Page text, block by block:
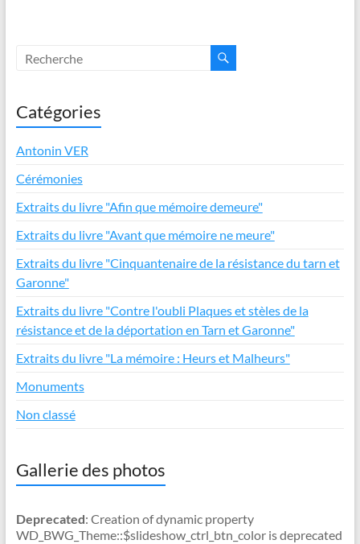
o
Catégories
Antonin VER
Cérémonies
Extraits du livre "Afin que mémoire demeure"
Extraits du livre "Avant que mémoire ne meure"
Extraits du livre "Cinquantenaire de la résistance du tarn et
Garonne"
Extraits du livre "Contre l'oubli Plaques et stèles de la
résistance et de la déportation en Tarn et Garonne"
Extraits du livre "La mémoire : Heurs et Malheurs"
Monuments
Non classé
Gallerie des photos
Deprecated: Creation of dynamic property
WD_BWG_Theme::$slideshow_ctrl_btn_color is deprecated